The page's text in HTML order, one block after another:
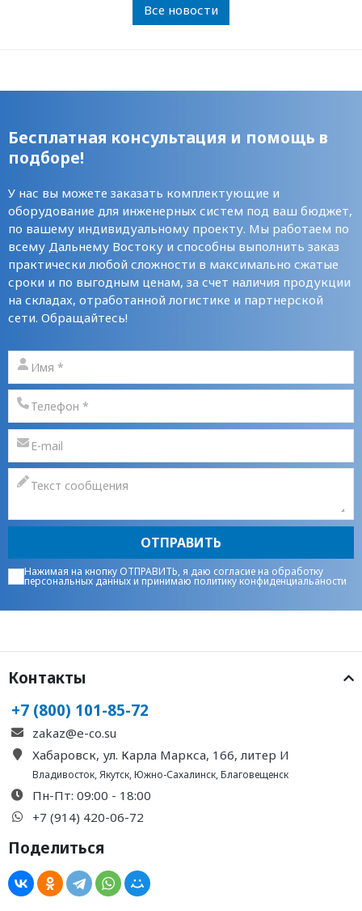
Все новости
Бесплатная консультация и помощь в
подборе!
У нас вы можете заказать комплектующие и
оборудование для инженерных систем под ваш бюджет,
по вашему индивидуальному проекту. Мы работаем по
всему Дальнему Востоку и способны выполнить заказ
практически любой сложности в максимально сжатые
сроки и по выгодным ценам, за счет наличия продукции
на складах, отработанной логистике и партнерской
сети. Обращайтесь!
ОТПРАВИТЬ
Нажимая на кнопку ОТПРАВИТЬ, я даю согласие на обработку
персональных данныхи принимаюполитику конфиденциальаности
Контакты
+7 (800) 101-85-72
zakaz@e-co.su
Хабаровск, ул. Карла Маркса, 166, литер И
Владивосток,Якутск,Южно-Сахалинск,Благовещенск
Пн-Пт: 09:00 - 18:00
+7 (914) 420-06-72
Поделиться